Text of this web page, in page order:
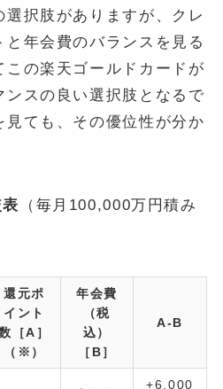
択肢がありますが、クレ
と年会費のバランスを見る
この楽天ゴールドカードが
ンスの良い選択肢となるで
見ても、その優位性が分か
（毎月100,000万円積み
還元ポ
イント
［A］
（※）
年会費
（税
込）
［B］
A-B
+6,000